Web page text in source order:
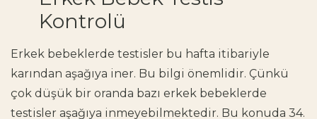
Kontrolü
Erkek bebeklerde testisler bu hafta itibariyle
karından aşağıya iner. Bu bilgi önemlidir. Çünkü
çok düşük bir oranda bazı erkek bebeklerde
testisler aşağıya inmeyebilmektedir. Bu konuda 34.